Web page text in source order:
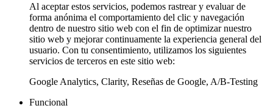
Al aceptar estos servicios, podemos rastrear y evaluar de
forma anónima el comportamiento del clic y navegación
dentro de nuestro sitio web con el fin de optimizar nuestro
sitio web y mejorar continuamente la experiencia general del
usuario. Con tu consentimiento, utilizamos los siguientes
servicios de terceros en este sitio web:
Google Analytics, Clarity, Reseñas de Google, A/B-Testing
Funcional